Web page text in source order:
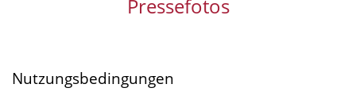
Pressefotos
Nutzungsbedingungen